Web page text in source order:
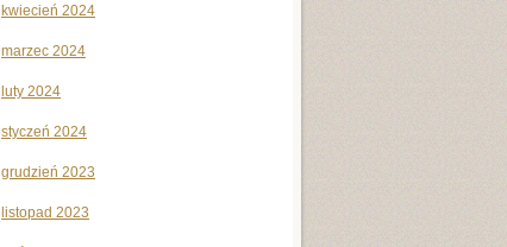
kwiecień 2024
marzec 2024
luty 2024
styczeń 2024
grudzień 2023
listopad 2023